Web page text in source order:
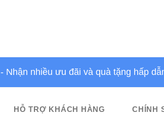
- Nhận nhiều ưu đãi và quà tặng hấp
HỖ TRỢ KHÁCH HÀNG CHÍNH